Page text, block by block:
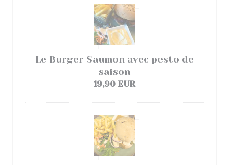
Le Burger Saumon avec pesto de
saison
19,90 EUR